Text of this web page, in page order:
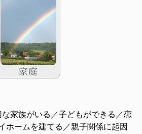
家族がいる／子どもができる／恋
ホームを建てる／親子関係に起因